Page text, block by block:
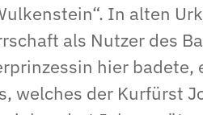
In alten
als Nutzer des
hier badete,
welches der Kurfürst